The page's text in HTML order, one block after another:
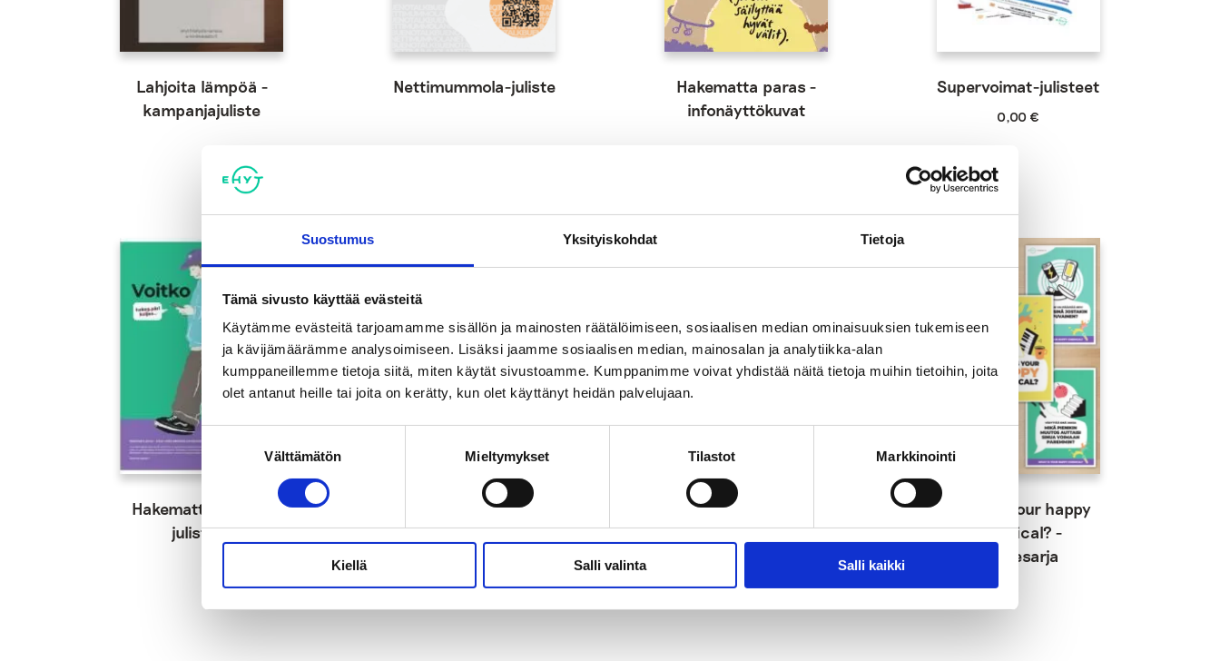
Suostumus Yksityiskohdat Tietoja
Tämä sivusto käyttää evästeitä
Käytämme evästeitä tarjoamamme sisällön ja mainosten räätälöimiseen, sosiaalisen median ominaisuuksien tukemiseen
ja kävijämäärämme analysoimiseen. Lisäksi jaamme sosiaalisen median, mainosalan ja analytiikka-alan
kumppaneillemme tietoja siitä, miten käytät sivustoamme. Kumppanimme voivat yhdistää näitä tietoja muihin tietoihin, joita
olet antanut heille tai joita on kerätty, kun olet käyttänyt heidän palvelujaan.
valinta
Välttämätön Mieltymykset Tilastot Markkinointi
Kiellä Salli valinta Salli kaikki
Lahjoita lämpöä -
kampanjajuliste
Nettimummola-juliste
Hakematta paras -
infonäyttökuvat
Supervoimat-julisteet
0,00€
Hakematta paras -
julisteet
Digitasapaino nuoren
urheilijan arjessa -
Hyvinvoivan
urheilujoukkueen
What is your happy
chemical? -
julistesarja